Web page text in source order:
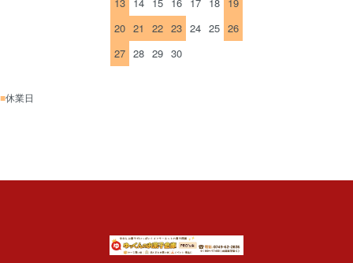
20 21 22 23 24 25 26
27 28 29 30
■休業日